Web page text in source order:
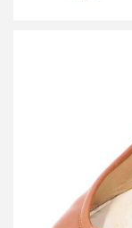
メゾン マルタン